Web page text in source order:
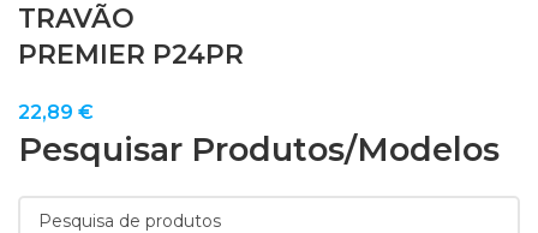
Pesquisar Produtos/modelos
TRAVÃO
PREMIER P24PR
22,89 €